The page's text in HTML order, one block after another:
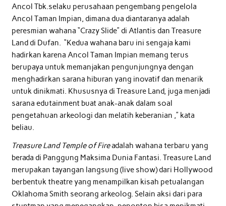
Ancol Tbk.selaku perusahaan pengembang pengelola
Ancol Taman Impian, dimana dua diantaranya adalah
peresmian wahana “Crazy Slide” di Atlantis dan Treasure
Land di Dufan. “Kedua wahana baru ini sengaja kami
hadirkan karena Ancol Taman Impian memang terus
berupaya untuk memanjakan pengunjungnya dengan
menghadirkan sarana hiburan yang inovatif dan menarik
untuk dinikmati. Khususnya di Treasure Land, juga menjadi
sarana edutainment buat anak-anak dalam soal
pengetahuan arkeologi dan melatih keberanian ,” kata
beliau.
Treasure Land Temple of Fireadalah wahana terbaru yang
berada di Panggung Maksima Dunia Fantasi. Treasure Land
merupakan tayangan langsung (live show) dari Hollywood
berbentuk theatre yang menampilkan kisah petualangan
Oklahoma Smith seorang arkeolog. Selain aksi dari para